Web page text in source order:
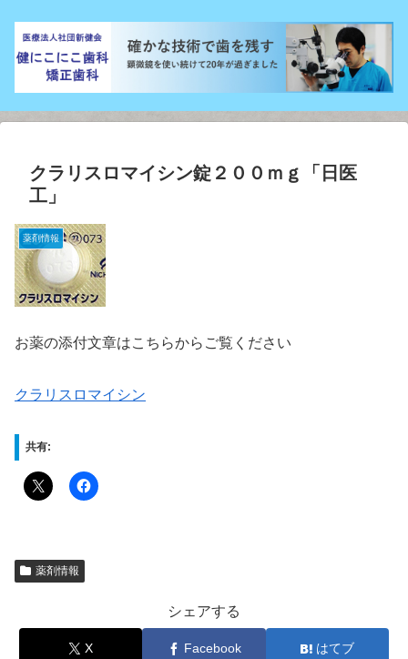
クラリスロマイシン錠２００ｍｇ「日医
工」
薬剤情報
お薬の添付文章はこちらからご覧ください
クラリスロマイシン
共有:
薬剤情報
シェアする
X Facebook はてブ